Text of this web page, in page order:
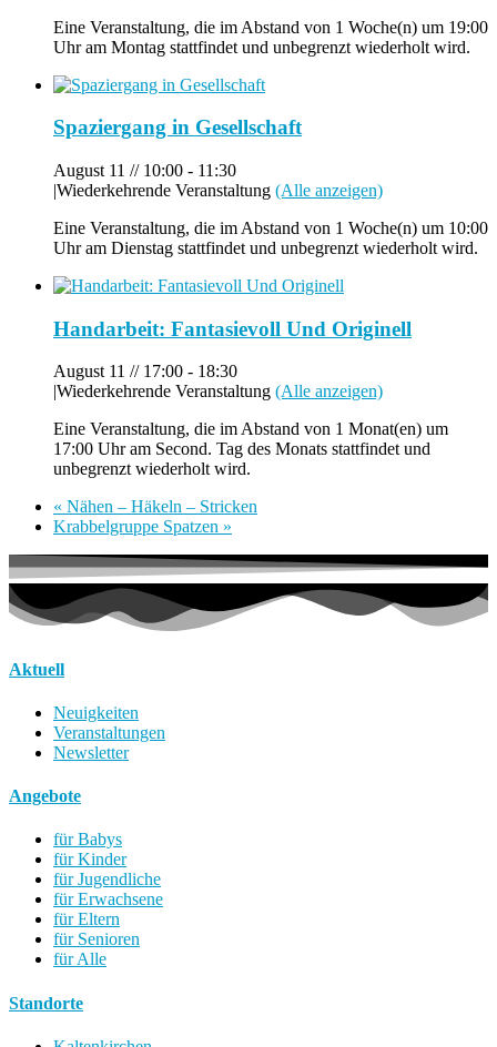
Eine Veranstaltung, die im Abstand von 1 Woche(n) um 19:00
Uhr am Montag stattfindet und unbegrenzt wiederholt wird.
Spaziergang in Gesellschaft
August 11 // 10:00 - 11:30
|Wiederkehrende Veranstaltung (Alle anzeigen)
Eine Veranstaltung, die im Abstand von 1 Woche(n) um 10:00
Uhr am Dienstag stattfindet und unbegrenzt wiederholt wird.
Handarbeit: Fantasievoll Und Originell
August 11 // 17:00 - 18:30
|Wiederkehrende Veranstaltung (Alle anzeigen)
Eine Veranstaltung, die im Abstand von 1 Monat(en) um
17:00 Uhr am Second. Tag des Monats stattfindet und
unbegrenzt wiederholt wird.
« Nähen – Häkeln – Stricken
Krabbelgruppe Spatzen »
Aktuell
Neuigkeiten
Veranstaltungen
Newsletter
Angebote
für Babys
für Kinder
für Jugendliche
für Erwachsene
für Eltern
für Senioren
für Alle
Standorte